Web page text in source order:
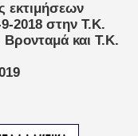
εκτιμήσεων
2018 στην Τ.Κ.
και Τ.Κ.